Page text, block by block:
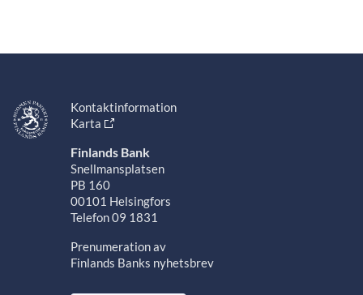
Kontaktinformation
Karta
Finlands Bank
Snellmansplatsen
PB 160
00101 Helsingfors
Telefon 09 1831
Prenumeration av
Finlands Banks nyhetsbrev